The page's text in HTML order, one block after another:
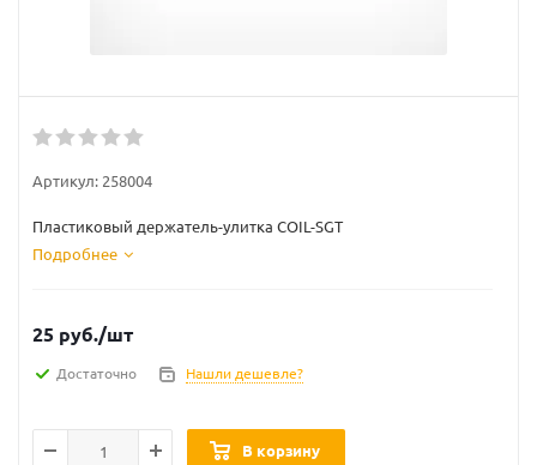
Артикул: 258004
Пластиковый держатель-улитка COIL-SGT
Подробнее
25 руб./шт
Достаточно Нашли дешевле?
В корзину